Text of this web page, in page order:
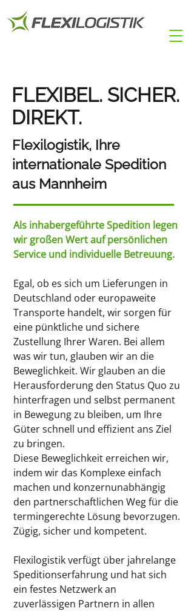
FLEXIBEL. SICHER.
DIREKT.
Flexilogistik, Ihre
internationale Spedition
aus Mannheim
Als inhabergeführte Spedition legen
wir großen Wert auf persönlichen
Service und individuelle Betreuung.
Egal, ob es sich um Lieferungen in
Deutschland oder europaweite
Transporte handelt, wir sorgen für
eine pünktliche und sichere
Zustellung Ihrer Waren. Bei allem
was wir tun, glauben wir an die
Beweglichkeit. Wir glauben an die
Herausforderung den Status Quo zu
hinterfragen und selbst permanent
in Bewegung zu bleiben, um Ihre
Güter schnell und effizient ans Ziel
zu bringen. ​
Diese Beweglichkeit erreichen wir,
indem wir das Komplexe einfach
machen und konzernunabhängig
den partnerschaftlichen Weg für die
termingerechte Lösung bevorzugen.
Zügig, sicher und kompetent.
Flexilogistik verfügt über jahrelange
Speditionserfahrung und hat sich
ein festes Netzwerk an
zuverlässigen Partnern in allen